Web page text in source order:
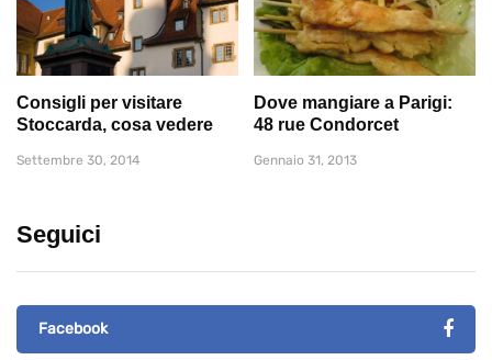
Consigli per visitare
Stoccarda, cosa vedere
Settembre 30, 2014
Dove mangiare a Parigi:
48 rue Condorcet
Gennaio 31, 2013
Seguici
Facebook